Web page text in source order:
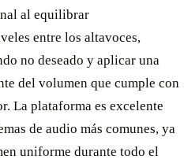
al equilibrar
entre los altavoces,
no deseado y aplicar una
del volumen que cumple con
La plataforma es excelente
de audio más comunes, ya
uniforme durante todo el